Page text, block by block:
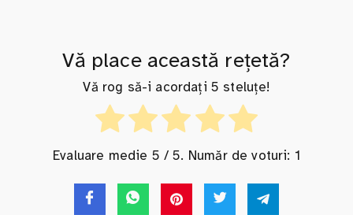
Vă place această rețetă?
Vă rog să-i acordați 5 steluțe!
Evaluare medie 5 / 5. Număr de voturi: 1